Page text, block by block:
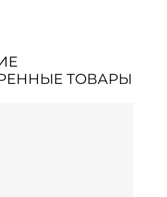
ТОВАРЫ